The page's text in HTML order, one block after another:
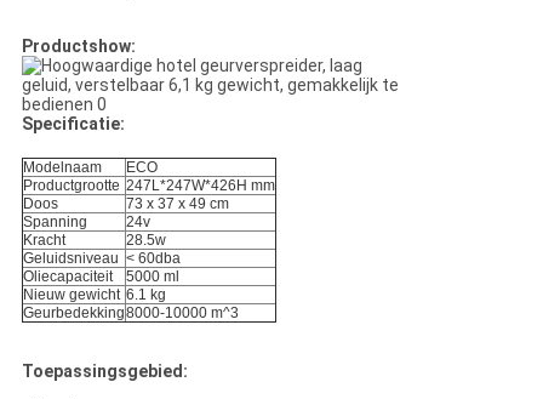
Productshow:
Specificatie:
Modelnaam
ECO
Productgrootte 247L*247W*426H mm
Doos
73 x 37 x 49 cm
Spanning
24v
Kracht
28.5w
Geluidsniveau < 60dba
Oliecapaciteit
5000 ml
Nieuw gewicht 6.1 kg
Geurbedekking8000-10000 m^3
Toepassingsgebied: